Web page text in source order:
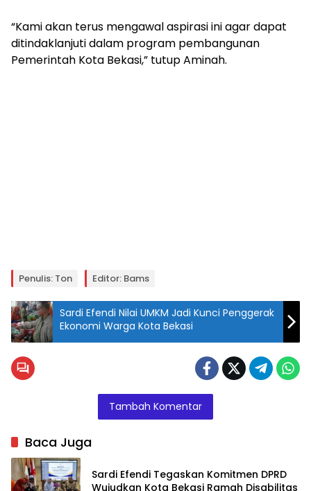
“Kami akan terus mengawal aspirasi ini agar dapat
ditindaklanjuti dalam program pembangunan
Pemerintah Kota Bekasi,” tutup Aminah.
Penulis: Ton Editor: Bams
Sardi Efendi Nilai UMKM Jadi Kunci Penggerak
Ekonomi Warga Kota Bekasi
Tambah Komentar
Baca Juga
Sardi Efendi Tegaskan Komitmen DPRD
Wujudkan Kota Bekasi Ramah Disabilitas